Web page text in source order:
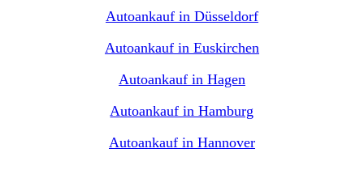
Autoankauf in Düsseldorf
Autoankauf in Euskirchen
Autoankauf in Hagen
Autoankauf in Hamburg
Autoankauf in Hannover